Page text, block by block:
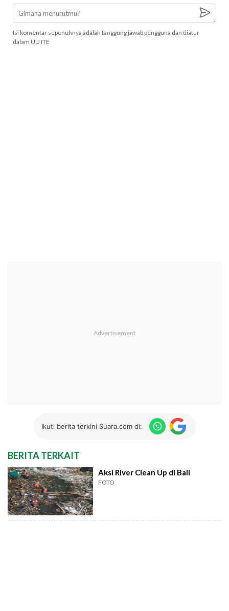
Isi komentar sepenuhnya adalah tanggung jawab pengguna dan diatur
dalam UU ITE
Ikuti berita terkini Suara.com di:
BERITA TERKAIT
Aksi River Clean Up di Bali
FOTO